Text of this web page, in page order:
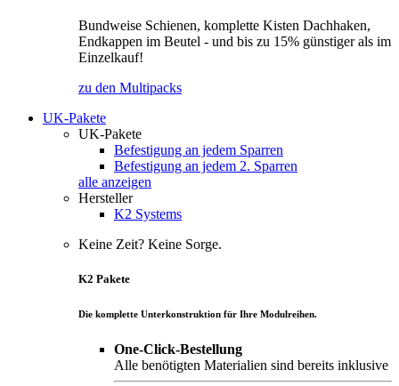
Bundweise Schienen, komplette Kisten Dachhaken,
Endkappen im Beutel - und bis zu 15% günstiger als im
Einzelkauf!
zu den Multipacks
UK-Pakete
UK-Pakete
Befestigung an jedem Sparren
Befestigung an jedem 2. Sparren
alle anzeigen
Hersteller
K2 Systems
Keine Zeit? Keine Sorge.
K2 Pakete
Die komplette Unterkonstruktion für Ihre Modulreihen.
One-Click-Bestellung
Alle benötigten Materialien sind bereits inklusive